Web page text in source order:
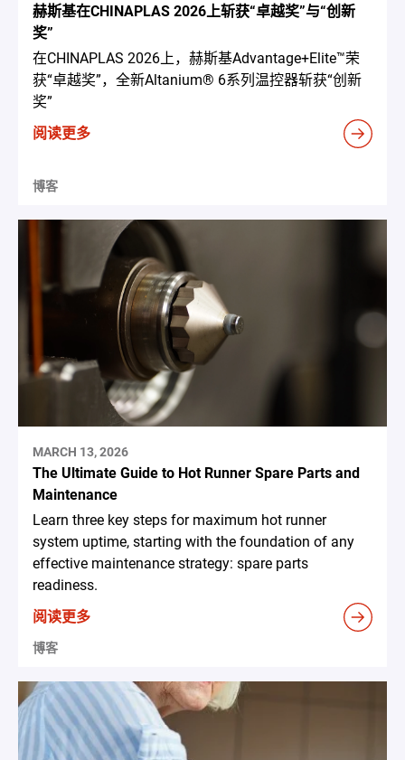
赫斯基在CHINAPLAS 2026上斩获“卓越奖”与“创新
奖”
在CHINAPLAS 2026上，赫斯基Advantage+Elite™荣
获“卓越奖”，全新Altanium® 6系列温控器斩获“创新
奖”
阅读更多
博客
MARCH 13, 2026
The Ultimate Guide to Hot Runner Spare Parts and
Maintenance
Learn three key steps for maximum hot runner
system uptime, starting with the foundation of any
effective maintenance strategy: spare parts
readiness.
阅读更多
博客